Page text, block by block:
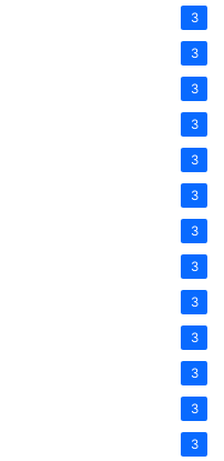
3
3
3
3
3
3
3
3
3
3
3
3
3